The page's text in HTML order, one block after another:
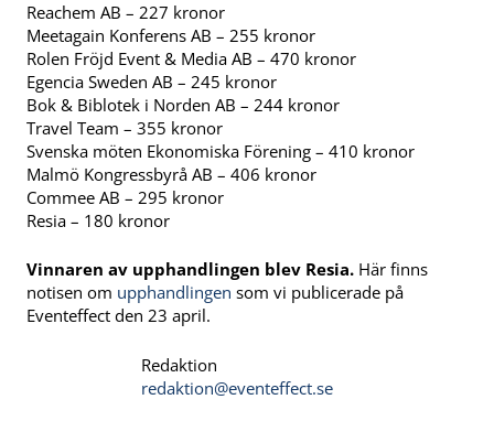
Reachem AB – 227 kronor
Meetagain Konferens AB – 255 kronor
Rolen Fröjd Event & Media AB – 470 kronor
Egencia Sweden AB – 245 kronor
Bok & Biblotek i Norden AB – 244 kronor
Travel Team – 355 kronor
Svenska möten Ekonomiska Förening – 410 kronor
Malmö Kongressbyrå AB – 406 kronor
Commee AB – 295 kronor
Resia – 180 kronor
Vinnaren av upphandlingen blev Resia. Här finns
notisen om upphandlingen som vi publicerade på
Eventeffect den 23 april.
Redaktion
redaktion@eventeffect.se